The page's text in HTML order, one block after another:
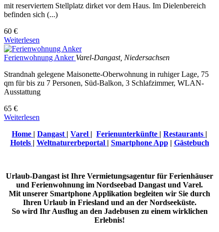
mit reserviertem Stellplatz dirket vor dem Haus. Im Dielenbereich
befinden sich (...)
60 €
Weiterlesen
Ferienwohnung Anker Varel-Dangast, Niedersachsen
Strandnah gelegene Maisonette-Oberwohnung in ruhiger Lage, 75
qm für bis zu 7 Personen, Süd-Balkon, 3 Schlafzimmer, WLAN-
Ausstattung
65 €
Weiterlesen
Home | Dangast | Varel | Ferienunterkünfte | Restaurants |
Hotels | Weltnaturerbeportal | Smartphone App| Gästebuch
Urlaub-Dangast ist Ihre Vermietungsagentur für Ferienhäuser
und Ferienwohnung im Nordseebad Dangast und Varel.
Mit unserer Smartphone Applikation begleiten wir Sie durch
Ihren Urlaub in Friesland und an der Nordseeküste.
So wird Ihr Ausflug an den Jadebusen zu einem wirklichen
Erlebnis!